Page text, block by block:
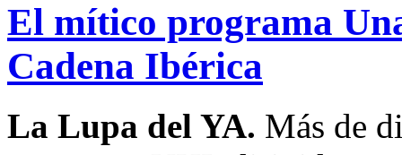
El mítico programa
Cadena Ibérica
La Lupa del YA. Más de